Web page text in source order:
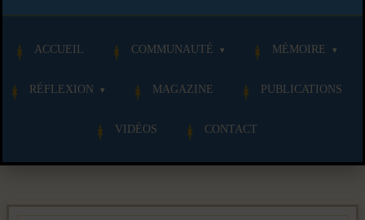
ACCUEIL COMMUNAUTÉ MÉMOIRE
RÉFLEXION MAGAZINE PUBLICATIONS
VIDÉOS CONTACT